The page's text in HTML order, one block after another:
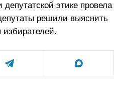
этике провела
решили выяснить
избирателей.